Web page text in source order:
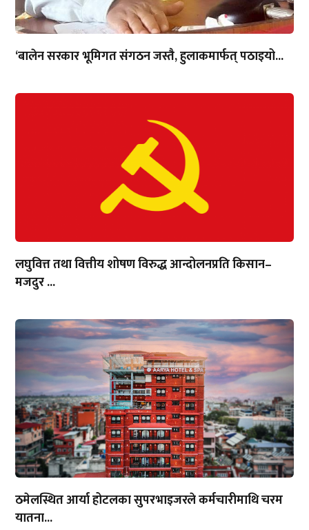
‘बालेन सरकार भूमिगत संगठन जस्तै, हुलाकमार्फत् पठाइयो...
लघुवित्त तथा वित्तीय शोषण विरुद्ध आन्दोलनप्रति किसान–
मजदुर ...
ठमेलस्थित आर्या होटलका सुपरभाइजरले कर्मचारीमाथि चरम
यातना...